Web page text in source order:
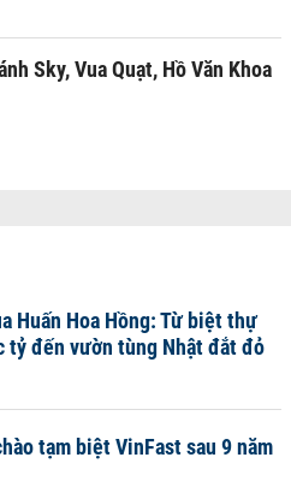
Sky, Vua Quạt, Hồ Văn Khoa
Huấn Hoa Hồng: Từ biệt thự
tỷ đến vườn tùng Nhật đắt đỏ
tạm biệt VinFast sau 9 năm